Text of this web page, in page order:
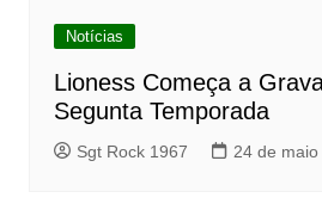
Notícias
Lioness Começa a
Segunta Temporada
Sgt Rock 1967 24 de